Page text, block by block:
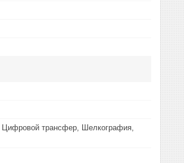
трансфер, Шелкография,